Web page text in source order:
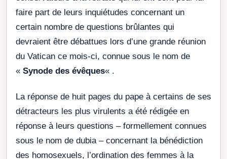
faire part de leurs inquiétudes concernant un
certain nombre de questions brûlantes qui
devraient être débattues lors d’une grande réunion
du Vatican ce mois-ci, connue sous le nom de
« Synode des évêques« .
La réponse de huit pages du pape à certains de ses
détracteurs les plus virulents a été rédigée en
réponse à leurs questions – formellement connues
sous le nom de dubia – concernant la bénédiction
des homosexuels, l’ordination des femmes à la